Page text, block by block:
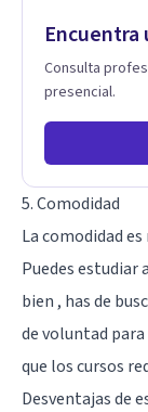
origen. Si buscas un proceso superficial, este no es el lugar.
raíz de lo que te
es una de las
cuando sanas
Encuentra
Consulta
presencial.
5. Comodidad
La comodidad
Puedes estudiar
bien , has de
de voluntad
que los cursos
Desventajas de